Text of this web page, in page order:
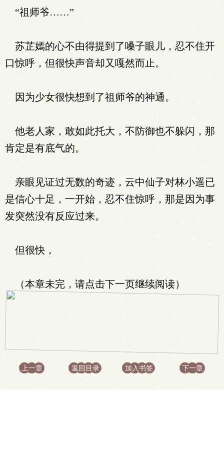
“祖师爷……”
苏芷嫣的心不由得提到了嗓子眼儿，忍不住开
口惊呼，但很快声音却又嘎然而止。
因为少女很快想到了祖师爷的神通。
他老人家，敢如此托大，不防御也不躲闪，那
肯定是有底气的。
亲眼见证过无数的奇迹，云中仙子对林小遥已
是信心十足，一开始，忍不住惊呼，那是因为事
发突然没有反应过来。
但很快，
（本章未完，请点击下一页继续阅读）
上一章 返回目录 加入书签 下一章